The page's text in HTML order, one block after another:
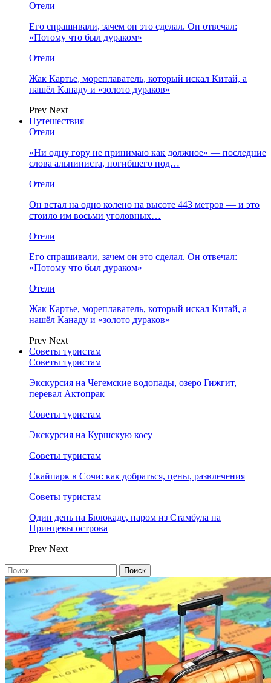
Отели
Его спрашивали, зачем он это сделал. Он отвечал:
«Потому что был дураком»
Отели
Жак Картье, мореплаватель, который искал Китай, а
нашёл Канаду и «золото дураков»
Prev Next
Путешествия
Отели
«Ни одну гору не принимаю как должное» — последние
слова альпиниста, погибшего под…
Отели
Он встал на одно колено на высоте 443 метров — и это
стоило им восьми уголовных…
Отели
Его спрашивали, зачем он это сделал. Он отвечал:
«Потому что был дураком»
Отели
Жак Картье, мореплаватель, который искал Китай, а
нашёл Канаду и «золото дураков»
Prev Next
Советы туристам
Советы туристам
Экскурсия на Чегемские водопады, озеро Гижгит,
перевал Актопрак
Советы туристам
Экскурсия на Куршскую косу
Советы туристам
Скайпарк в Сочи: как добраться, цены, развлечения
Советы туристам
Один день на Бююкаде, паром из Стамбула на
Принцевы острова
Prev Next